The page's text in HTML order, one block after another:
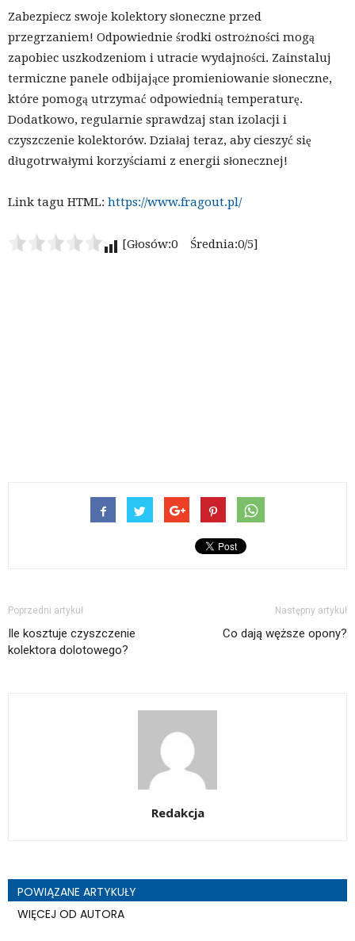
Zabezpiecz swoje kolektory słoneczne przed
przegrzaniem! Odpowiednie środki ostrożności mogą
zapobiec uszkodzeniom i utracie wydajności. Zainstaluj
termiczne panele odbijające promieniowanie słoneczne,
które pomogą utrzymać odpowiednią temperaturę.
Dodatkowo, regularnie sprawdzaj stan izolacji i
czyszczenie kolektorów. Działaj teraz, aby cieszyć się
długotrwałymi korzyściami z energii słonecznej!
Link tagu HTML: https://www.fragout.pl/
[Głosów:0 Średnia:0/5]
Poprzedni artykuł
Ile kosztuje czyszczenie
kolektora dolotowego?
Następny artykuł
Co dają węższe opony?
Redakcja
POWIĄZANE ARTYKUŁY
WIĘCEJ OD AUTORA